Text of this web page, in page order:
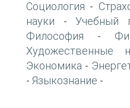
Социология -
науки - Учебный
Философия -
Художественные
Экономика -
- Языкознание -